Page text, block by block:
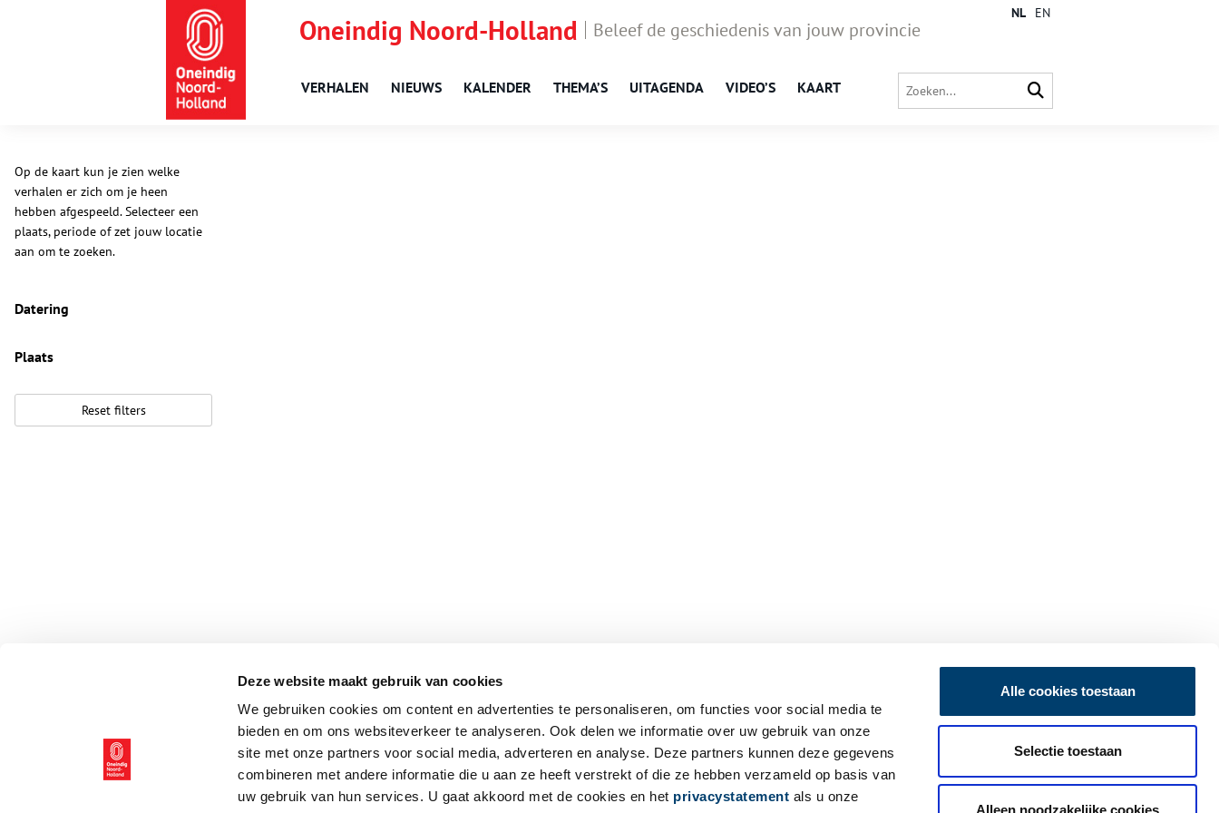
Deze website maakt gebruik van cookies
We gebruiken cookies om content en advertenties te personaliseren, om functies voor social media te
bieden en om ons websiteverkeer te analyseren. Ook delen we informatie over uw gebruik van onze
site met onze partners voor social media, adverteren en analyse. Deze partners kunnen deze gegevens
combineren met andere informatie die u aan ze heeft verstrekt of die ze hebben verzameld op basis van
uw gebruik van hun services. U gaat akkoord met de cookies en het privacystatement als u onze
Alle cookies toestaan
Selectie toestaan
Alleen noodzakelijke cookies
Oneindig Noord-Holland Beleef de geschiedenis van jouw provincie
VERHALEN NIEUWS KALENDER THEMA’S UITAGENDA VIDEO’S KAART
NL EN
Op de kaart kun je zien welke
verhalen er zich om je heen
hebben afgespeeld. Selecteer een
plaats, periode of zet jouw locatie
aan om te zoeken.
Datering
Plaats
Reset filters